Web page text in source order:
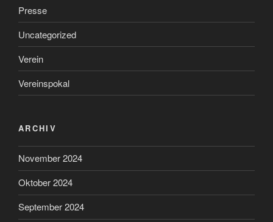
Presse
Uncategorized
Verein
Vereinspokal
ARCHIV
November 2024
Oktober 2024
September 2024